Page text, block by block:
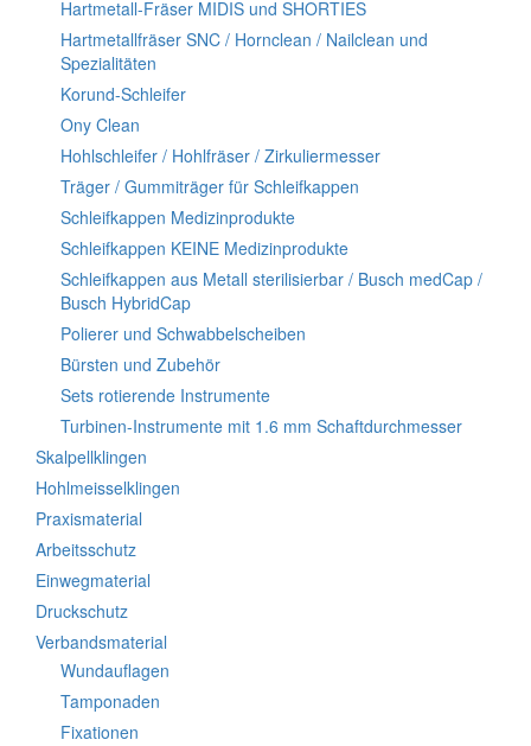
Hartmetall-Fräser MIDIS und SHORTIES
Hartmetallfräser SNC / Hornclean / Nailclean und
Spezialitäten
Korund-Schleifer
Ony Clean
Hohlschleifer / Hohlfräser / Zirkuliermesser
Träger / Gummiträger für Schleifkappen
Schleifkappen Medizinprodukte
Schleifkappen KEINE Medizinprodukte
Schleifkappen aus Metall sterilisierbar / Busch medCap /
Busch HybridCap
Polierer und Schwabbelscheiben
Bürsten und Zubehör
Sets rotierende Instrumente
Turbinen-Instrumente mit 1.6 mm Schaftdurchmesser
Skalpellklingen
Hohlmeisselklingen
Praxismaterial
Arbeitsschutz
Einwegmaterial
Druckschutz
Verbandsmaterial
Wundauflagen
Tamponaden
Fixationen